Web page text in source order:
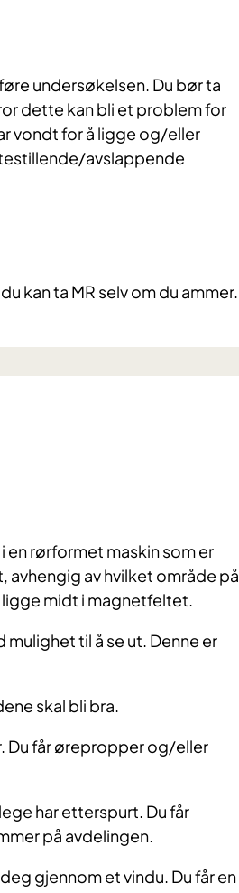
undersøkelsen. Du bør ta
dette kan bli et problem for
vondt for å ligge og/eller
avslappende
kan ta MR selv om du ammer.
en rørformet maskin som er
avhengig av hvilket område på
ligge midt i magnetfeltet.
til å se ut. Denne er
skal bli bra.
Du får ørepropper og/eller
har etterspurt. Du får
på avdelingen.
gjennom et vindu. Du får en